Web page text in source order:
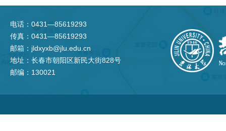
电话：0431—85619293
传真：0431—85619293
邮箱：jldxyxb@jlu.edu.cn
地址：长春市朝阳区新民大街828号
邮编：130021